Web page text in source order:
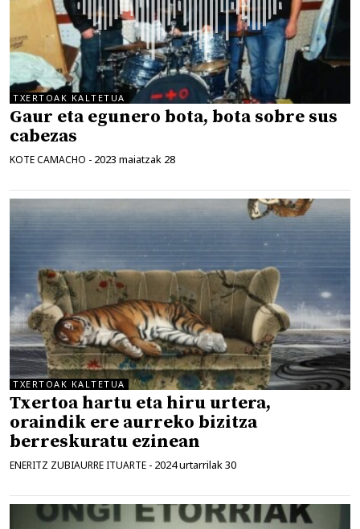
TXERTOAK KALTETUA
Gaur eta egunero bota, bota sobre sus
cabezas
KOTE CAMACHO - 2023 maiatzak 28
TXERTOAK KALTETUA
Txertoa hartu eta hiru urtera,
oraindik ere aurreko bizitza
berreskuratu ezinean
ENERITZ ZUBIAURRE ITUARTE - 2024 urtarrilak 30